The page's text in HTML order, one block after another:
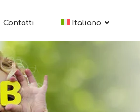
Contatti Italiano